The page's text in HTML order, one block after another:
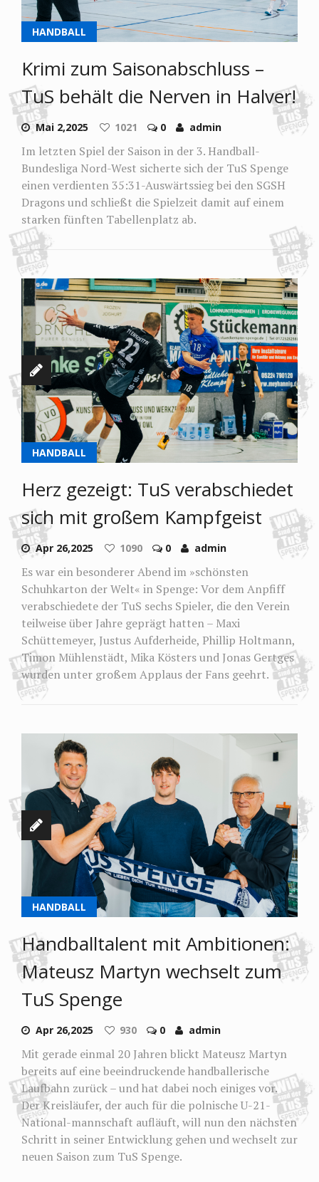
HANDBALL
Krimi zum Saisonabschluss –
TuS behält die Nerven in Halver!
Mai 2,2025 1021 0 admin
Im letzten Spiel der Saison in der 3. Handball-
Bundesliga Nord-West sicherte sich der TuS Spenge
einen verdienten 35:31-Auswärtssieg bei den SGSH
Dragons und schließt die Spielzeit damit auf einem
starken fünften Tabellenplatz ab.
HANDBALL
Herz gezeigt: TuS verabschiedet
sich mit großem Kampfgeist
Apr 26,2025 1090 0 admin
Es war ein besonderer Abend im »schönsten
Schuhkarton der Welt« in Spenge: Vor dem Anpfiff
verabschiedete der TuS sechs Spieler, die den Verein
teilweise über Jahre geprägt hatten – Maxi
Schüttemeyer, Justus Aufderheide, Phillip Holtmann,
Timon Mühlenstädt, Mika Kösters und Jonas Gertges
wurden unter großem Applaus der Fans geehrt.
HANDBALL
Handballtalent mit Ambitionen:
Mateusz Martyn wechselt zum
TuS Spenge
Apr 26,2025 930 0 admin
Mit gerade einmal 20 Jahren blickt Mateusz Martyn
bereits auf eine beeindruckende handballerische
Laufbahn zurück – und hat dabei noch einiges vor.
Der Kreisläufer, der auch für die polnische U-21-
National-mannschaft aufläuft, will nun den nächsten
Schritt in seiner Entwicklung gehen und wechselt zur
neuen Saison zum TuS Spenge.